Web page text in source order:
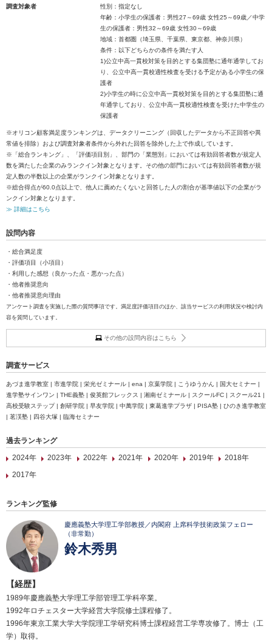
調査対象者
性別：指定なし
年齢：小学生の保護者：男性27～69歳 女性25～69歳／中学
生の保護者：男性32～69歳 女性30～69歳
地域：首都圏（埼玉県、千葉県、東京都、神奈川県）
条件：以下どちらかの条件を満たす人
1)公立中高一貫校対策を目的とする集団塾に通年通学してお
り、公立中高一貫校適性検査を受ける予定がある小学生の保
護者
2)小学生の時に公立中高一貫校対策を目的とする集団塾に通
年通学しており、公立中高一貫校適性検査を受けた中学生の
保護者
※オリコン顧客満足度ランキングは、データクリーニング（回収したデータから不正回答や異
常値を排除）および調査対象者条件から外れた回答を除外した上で作成しています。
※「総合ランキング」、「評価項目別」、部門の「業態別」においては有効回答者数が規定人
数を満たした企業のみランクイン対象となります。その他の部門においては有効回答者数が規
定人数の半数以上の企業がランクイン対象となります。
※総合得点が60.0点以上で、他人に薦めたくないと回答した人の割合が基準値以下の企業がラ
ンクイン対象となります。
≫ 詳細はこちら
設問内容
・総合満足度
・評価項目（小項目）
・利用した感想（良かった点・悪かった点）
・他者推奨意向
・他者推奨意向理由
アンケート調査を実施した際の質問事項です。満足度評価項目のほか、該当サービスの利用状況や検討内
容を質問しています。
その他の設問内容はこちら
調査サービス
あづま進学教室 | 市進学院 | 栄光ゼミナール | ena | 京葉学院 | こうゆうかん | 国大セミナー |
進学塾サインワン | THE義塾 | 俊英館フレックス | 湘南ゼミナール | スクールFC | スクール21 |
高校受験ステップ | 創研学院 | 早友学院 | 中萬学院 | 東葛進学プラザ | PISA塾 | ひのき進学教室
| 茗渓塾 | 四谷大塚 | 臨海セミナー
過去ランキング
2024年
2023年 2022年 2021年 2020年 2019年
2018年
2017年
ランキング監修
慶應義塾大学理工学部教授／内閣府 上席科学技術政策フェロー
（非常勤）
鈴木秀男
【経歴】
1989年慶應義塾大学理工学部管理工学科卒業。
1992年ロチェスター大学経営大学院修士課程修了。
1996年東京工業大学大学院理工学研究科博士課程経営工学専攻修了。博士（工
学）取得。